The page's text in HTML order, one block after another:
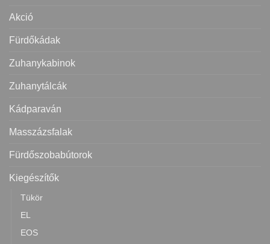
Akció
Fürdőkádak
Zuhanykabinok
Zuhanytálcák
Kádparaván
Masszázsfalak
Fürdőszobabútorok
Kiegészítők
Tükör
EL
EOS